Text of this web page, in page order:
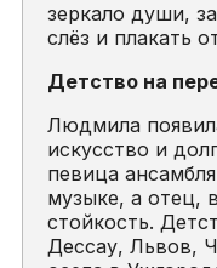
зеркало души,
слёз и плакать
Детство на
Людмила
искусство и
певица
музыке, а отец,
стойкость.
Дессау, Львов,